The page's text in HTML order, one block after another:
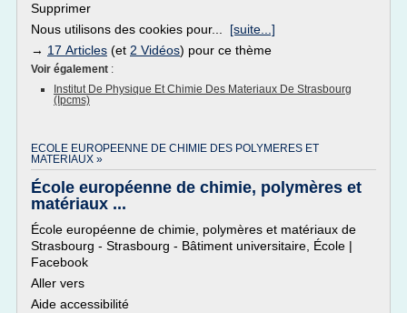
Supprimer
Nous utilisons des cookies pour... [suite...]
→ 17 Articles (et 2 Vidéos) pour ce thème
Voir également :
Institut De Physique Et Chimie Des Materiaux De Strasbourg
(ipcms)
ECOLE EUROPEENNE DE CHIMIE DES POLYMERES ET
MATERIAUX »
École européenne de chimie, polymères et
matériaux ...
École européenne de chimie, polymères et matériaux de
Strasbourg - Strasbourg - Bâtiment universitaire, École |
Facebook
Aller vers
Aide accessibilité